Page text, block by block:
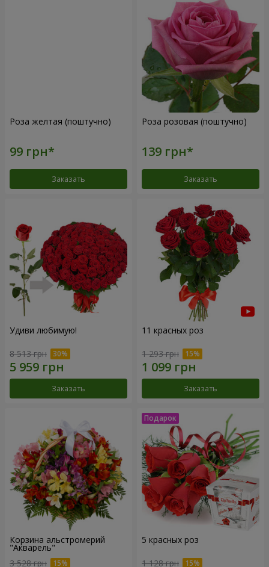
Роза желтая (поштучно)
Заказать
Роза розовая (поштучно)
Заказать
Удиви любимую!
8 513 грн
Заказать
11 красных роз
1 293 грн
Заказать
Корзина альстромерий
"Акварель"
3 528 грн
5 красных роз
1 128 грн